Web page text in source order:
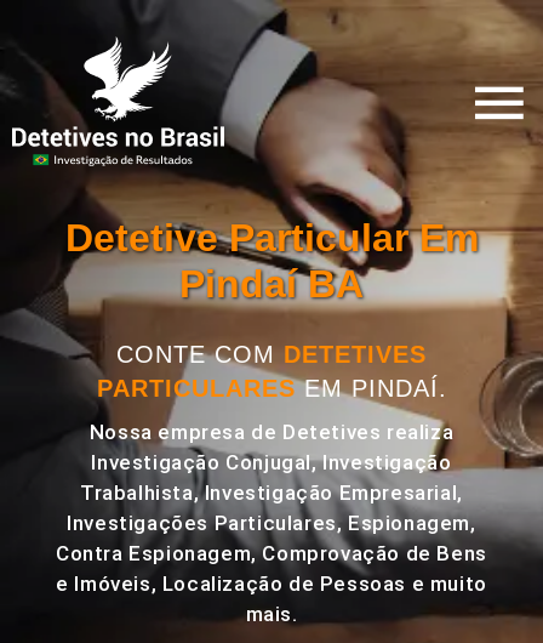
Detetive Particular Em
Pindaí BA
CONTE COM DETETIVES
PARTICULARESEM PINDAÍ.
Nossa empresa de Detetives realiza
Investigação Conjugal, Investigação
Trabalhista, Investigação Empresarial,
Investigações Particulares, Espionagem,
Contra Espionagem, Comprovação de Bens
e Imóveis, Localização de Pessoas e muito
mais.